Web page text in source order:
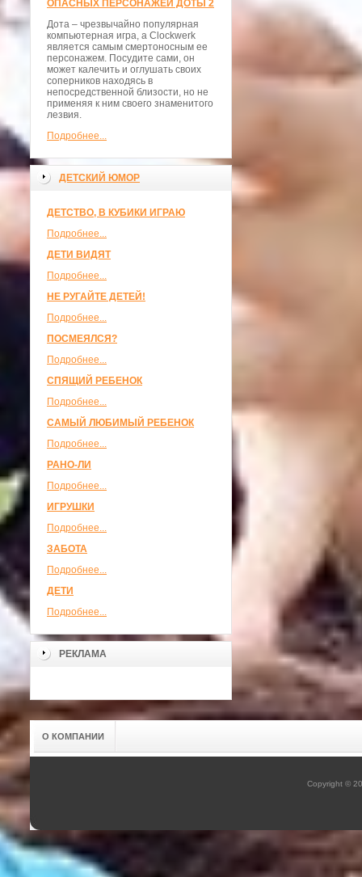
ОПАСНЫХ ПЕРСОНАЖЕЙ ДОТЫ 2
Дота – чрезвычайно популярная
компьютерная игра, а Clockwerk
является самым смертоносным ее
персонажем. Посудите сами, он
может калечить и оглушать своих
соперников находясь в
непосредственной близости, но не
применяя к ним своего знаменитого
лезвия.
Подробнее...
ДЕТСКИЙ ЮМОР
ДЕТСТВО, В КУБИКИ ИГРАЮ
Подробнее...
ДЕТИ ВИДЯТ
Подробнее...
НЕ РУГАЙТЕ ДЕТЕЙ!
Подробнее...
ПОСМЕЯЛСЯ?
Подробнее...
СПЯЩИЙ РЕБЕНОК
Подробнее...
САМЫЙ ЛЮБИМЫЙ РЕБЕНОК
Подробнее...
РАНО-ЛИ
Подробнее...
ИГРУШКИ
Подробнее...
ЗАБОТА
Подробнее...
ДЕТИ
Подробнее...
РЕКЛАМА
О КОМПАНИИ
Copyright ©